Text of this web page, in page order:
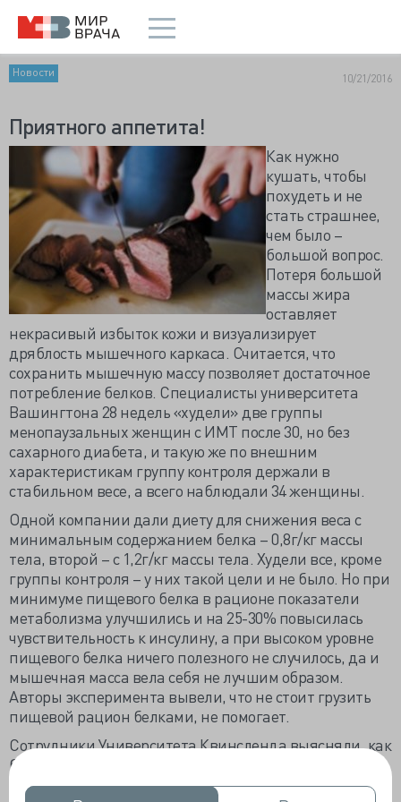
Новости 10/21/2016
Приятного аппетита!
Как нужно
кушать, чтобы
похудеть и не
стать страшнее,
чем было –
большой вопрос.
Потеря большой
массы жира
оставляет
некрасивый избыток кожи и визуализирует
дряблость мышечного каркаса. Считается, что
сохранить мышечную массу позволяет достаточное
потребление белков. Специалисты университета
Вашингтона 28 недель «худели» две группы
менопаузальных женщин с ИМТ после 30, но без
сахарного диабета, и такую же по внешним
характеристикам группу контроля держали в
стабильном весе, а всего наблюдали 34 женщины.
Одной компании дали диету для снижения веса с
минимальным содержанием белка – 0,8г/кг массы
тела, второй – с 1,2г/кг массы тела. Худели все, кроме
группы контроля – у них такой цели и не было. Но при
минимуме пищевого белка в рационе показатели
метаболизма улучшились и на 25-30% повысилась
чувствительность к инсулину, а при высоком уровне
пищевого белка ничего полезного не случилось, да и
мышечная масса вела себя не лучшим образом.
Авторы эксперимента вывели, что не стоит грузить
пищевой рацион белками, не помогает.
Сотрудники Университета Квинсленда выясняли, как
богатая холестерином диета отражается на
артритных суставах. Мышам моделировали